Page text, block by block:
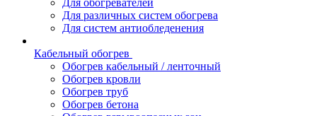
Для обогревателей
Для различных систем обогрева
Для систем антиобледенения
Кабельный обогрев
Обогрев кабельный / ленточный
Обогрев кровли
Обогрев труб
Обогрев бетона